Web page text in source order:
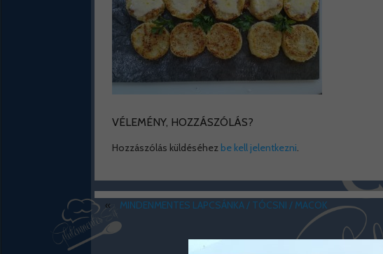
VÉLEMÉNY, HOZZÁSZÓLÁS?
Hozzászólás küldéséhez be kell jelentkezni
« MINDENMENTES LAPCSÁNKA / TÓCSNI / MACOK